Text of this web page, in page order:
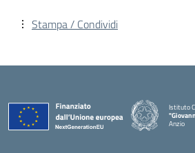
Stampa / Condividi
Istituto
Anzio